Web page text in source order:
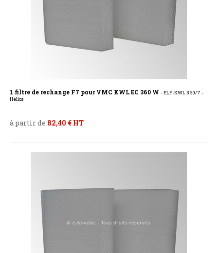
1 filtre de rechange F7 pour VMC KWL EC 360 W - ELF-KWL 360/7 -
Helios
à partir de 82,40 € HT